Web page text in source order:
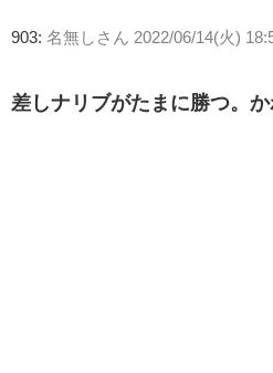
903: 名無しさん 2022/06/14(火)
差しナリブがたまに勝つ。